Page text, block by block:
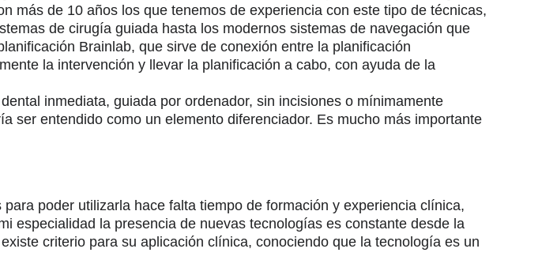
más de 10 años los que tenemos de experiencia con este tipo de técnicas,
de cirugía guiada hasta los modernos sistemas de navegación que
Brainlab, que sirve de conexión entre la planificación
la intervención y llevar la planificación a cabo, con ayuda de la
inmediata, guiada por ordenador, sin incisiones o mínimamente
ser entendido como un elemento diferenciador. Es mucho más importante
poder utilizarla hace falta tiempo de formación y experiencia clínica,
especialidad la presencia de nuevas tecnologías es constante desde la
criterio para su aplicación clínica, conociendo que la tecnología es un